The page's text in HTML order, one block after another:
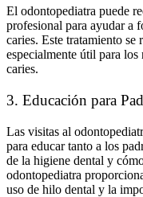
El odontopediatra puede
profesional para ayudar a
caries. Este tratamiento se
especialmente útil para los
caries.
3. Educación para
Las visitas al
para educar tanto a los
de la higiene dental y
odontopediatra
uso de hilo dental y la